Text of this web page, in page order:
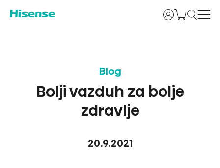
Prijava
Blog
Bolji vazduh za bolje
zdravlje
20.9.2021